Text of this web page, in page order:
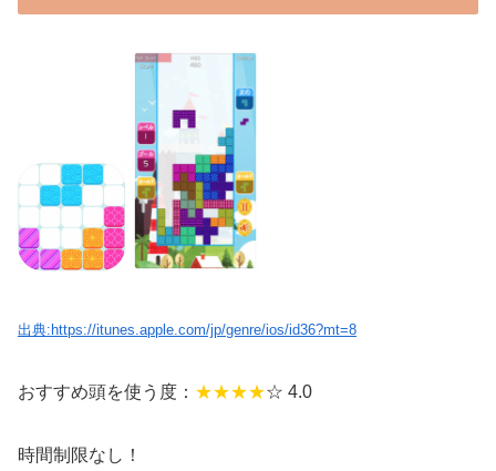
出典:https://itunes.apple.com/jp/genre/ios/id36?mt=8
おすすめ頭を使う度： ★★★★☆ 4.0
時間制限なし！